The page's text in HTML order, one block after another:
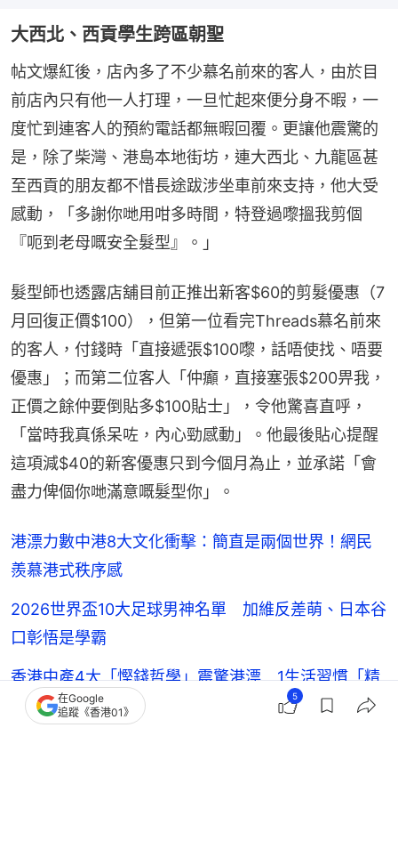
大西北、西貢學生跨區朝聖
帖文爆紅後，店內多了不少慕名前來的客人，由於目
前店內只有他一人打理，一旦忙起來便分身不暇，一
度忙到連客人的預約電話都無暇回覆。更讓他震驚的
是，除了柴灣、港島本地街坊，連大西北、九龍區甚
至西貢的朋友都不惜長途跋涉坐車前來支持，他大受
感動，「多謝你哋用咁多時間，特登過嚟搵我剪個
『呃到老母嘅安全髮型』。」
髮型師也透露店舖目前正推出新客$60的剪髮優惠（7
月回復正價$100），但第一位看完Threads慕名前來
的客人，付錢時「直接遞張$100嚟，話唔使找、唔要
優惠」；而第二位客人「仲癲，直接塞張$200畀我，
正價之餘仲要倒貼多$100貼士」，令他驚喜直呼，
「當時我真係呆咗，內心勁感動」。他最後貼心提醒
這項減$40的新客優惠只到今個月為止，並承諾「會
盡力俾個你哋滿意嘅髮型你」。
港漂力數中港8大文化衝擊：簡直是兩個世界！網民
羨慕港式秩序感
2026世界盃10大足球男神名單 加維反差萌、日本谷
口彰悟是學霸
香港中產4大「慳錢哲學」震驚港漂 1生活習慣「精
打細算到極致」
在Google
追蹤《香港01》
5